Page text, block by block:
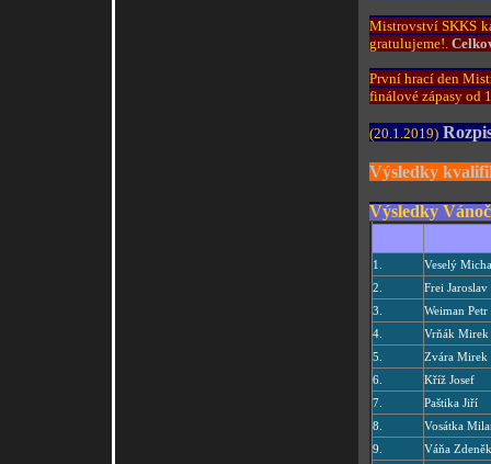
Mistrovství SKKS
gratulujeme!.
První hrací den
finálové zápasy od
(20.1.2019)
Výsledky
Výsledky
1.
Veselý
2.
Frei Jaroslav
3.
Weiman Petr
4.
Vrňák Mirek
5.
Zvára Mirek
6.
Kříž Josef
7.
Paštika Jiří
8.
Vosátka
9.
Váňa Zdeněk